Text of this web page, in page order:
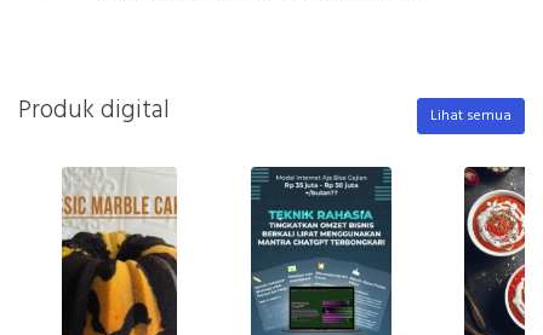
Produk digital Lihat semua